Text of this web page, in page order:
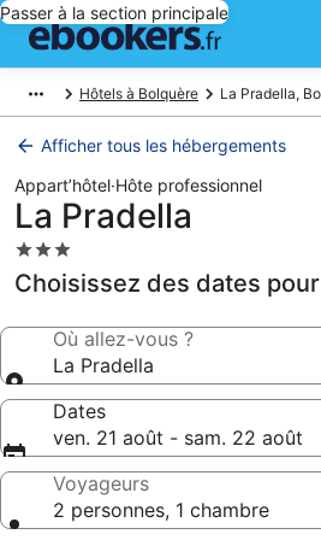
Passer à la section principale
Hôtels à Bolquère La Pradella,
Afficher tous les hébergements
Appart’hôtel·Hôte professionnel
La Pradella
Hébergement
3.0 étoiles
Choisissez des dates
Où allez-vous ?
La Pradella
Dates
ven. 21 août - sam. 22 août
Voyageurs
2 personnes, 1 chambre